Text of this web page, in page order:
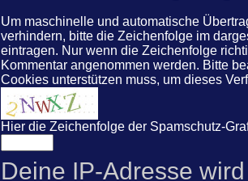
Um maschinelle und automatische
verhindern, bitte die Zeichenfolge im
eintragen. Nur wenn die Zeichenfolge
Kommentar angenommen werden. Bitte
Cookies unterstützen muss, um dieses
Hier die Zeichenfolge der Spamschutz-
Deine IP-Adresse